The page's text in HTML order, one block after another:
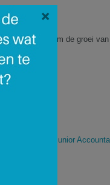
Om de groei
Junior
/ 6 C ()
×